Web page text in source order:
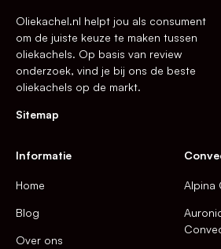
Oliekachel.nl helpt jou als consument
om de juiste keuze te maken tussen
oliekachels. Op basis van review
onderzoek, vind je bij ons de beste
oliekachels op de markt.
Sitemap
Informatie
Home
Blog
Over ons
Alpina